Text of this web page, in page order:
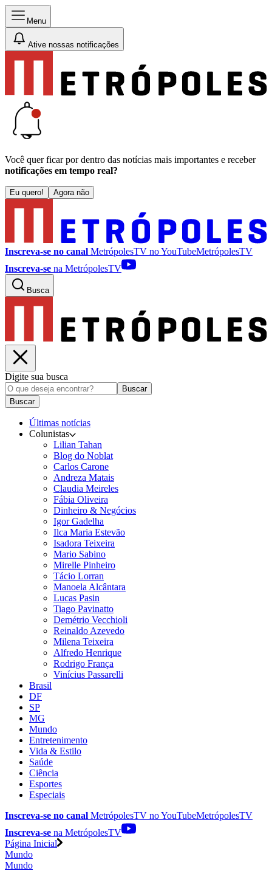
Menu
Ative nossas notificações
Você quer ficar por dentro das notícias mais importantes e receber
notificações em tempo real?
Eu quero! Agora não
Inscreva-se no canal MetrópolesTV noYouTubeMetrópolesTV
Inscreva-se na MetrópolesTV
Busca
Digite sua busca
Buscar
Buscar
Últimas notícias
Colunistas
Lilian Tahan
Blog do Noblat
Carlos Carone
Andreza Matais
Claudia Meireles
Fábia Oliveira
Dinheiro & Negócios
Igor Gadelha
Ilca Maria Estevão
Isadora Teixeira
Mario Sabino
Mirelle Pinheiro
Tácio Lorran
Manoela Alcântara
Lucas Pasin
Tiago Pavinatto
Demétrio Vecchioli
Reinaldo Azevedo
Milena Teixeira
Alfredo Henrique
Rodrigo França
Vinícius Passarelli
Brasil
DF
SP
MG
Mundo
Entretenimento
Vida & Estilo
Saúde
Ciência
Esportes
Especiais
Inscreva-se no canal MetrópolesTV noYouTubeMetrópolesTV
Inscreva-se na MetrópolesTV
Página Inicial
Mundo
Mundo